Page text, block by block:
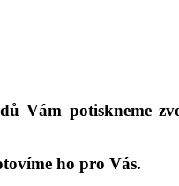
Vám potiskneme
ho pro Vás.